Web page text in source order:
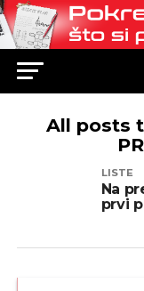
All posts
LISTE
Na
prvi